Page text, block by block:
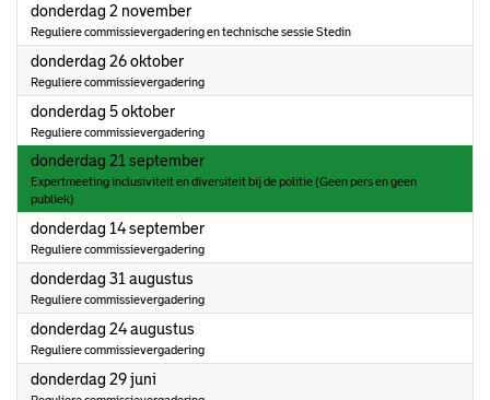
donderdag 2 november2023
Reguliere commissievergadering en technische sessie Stedin
donderdag 26 oktober2023
Reguliere commissievergadering
donderdag 5 oktober2023
Reguliere commissievergadering
donderdag 21 september2023
Expertmeeting inclusiviteit en diversiteit bij de politie (Geen pers en geen
publiek)
donderdag 14 september2023
Reguliere commissievergadering
donderdag 31 augustus
Reguliere commissievergadering
donderdag 24 augustus
Reguliere commissievergadering
donderdag 29 juni